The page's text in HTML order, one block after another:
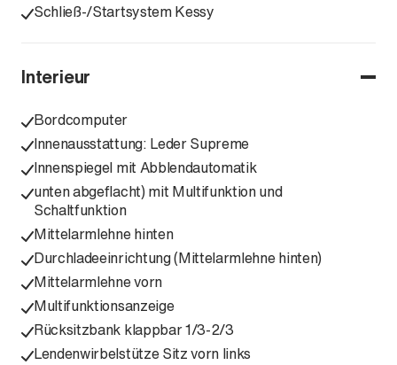
Schließ-/Startsystem Kessy
Interieur
Bordcomputer
Innenausstattung: Leder Supreme
Innenspiegel mit Abblendautomatik
unten abgeflacht) mit Multifunktion und
Schaltfunktion
Mittelarmlehne hinten
Durchladeeinrichtung (Mittelarmlehne hinten)
Mittelarmlehne vorn
Multifunktionsanzeige
Rücksitzbank klappbar 1/3-2/3
Lendenwirbelstütze Sitz vorn links